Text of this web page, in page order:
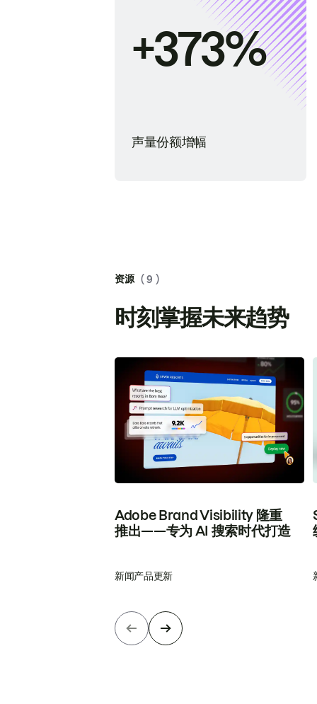
+373%
声量份额增幅
资源 ( 9 )
时刻掌握未来趋势
Adobe Brand Visibility 隆重
推出——专为 AI 搜索时代打造
新闻产品更新